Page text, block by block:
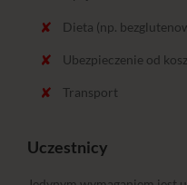
Dieta (np.
Ubezpieczenie od
Transport
Uczestnicy